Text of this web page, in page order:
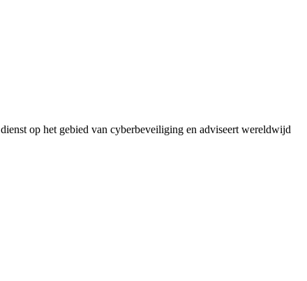
op het gebied van cyberbeveiliging en adviseert wereldwijd